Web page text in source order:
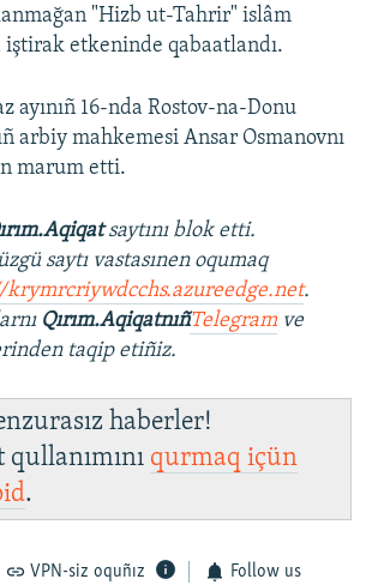
"Hizb ut-Tahrir" islâm
iştirak etkeninde qabaatlandı.
ayınıñ 16-nda Rostov-na-Donu
arbiy mahkemesi Ansar Osmanovnı
marum etti.
saytını blok etti.
saytı vastasınen oqumaq
.
Qırım.AqiqatnıñTelegram ve
taqip etiñiz.
haberler!
qullanımını qurmaq içün
.
VPN-siz oquñız Follow us